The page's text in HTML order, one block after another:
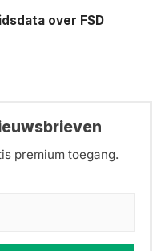
over FSD
premium toegang.